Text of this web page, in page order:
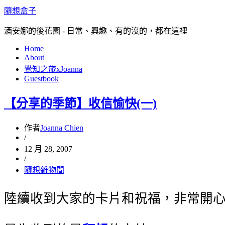
隨想盒子
酒安娜的後花園 - 日常、興趣、有的沒的，都在這裡
Home
About
覺知之旅xJoanna
Guestbook
【分享的季節】收信愉快(一)
作者Joanna Chien
/
12 月 28, 2007
/
隨想雜物間
陸續收到大家的卡片和祝福，非常開